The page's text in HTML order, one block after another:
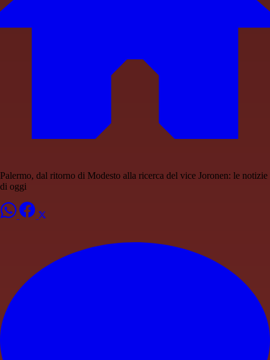
Palermo, dal ritorno di Modesto alla ricerca del vice Joronen: le notizie
di oggi